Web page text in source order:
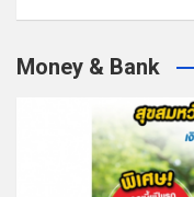
Money & Bank